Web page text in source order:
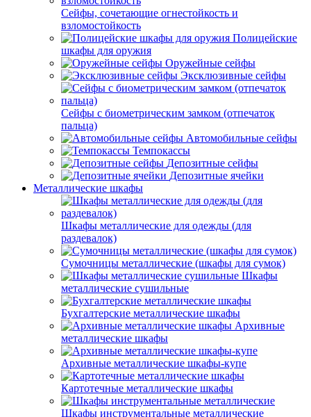
Сейфы, сочетающие огнестойкость и
взломостойкость
Полицейские
шкафы для оружия
Оружейные сейфы
Эксклюзивные сейфы
Сейфы с биометрическим замком (отпечаток
пальца)
Автомобильные сейфы
Темпокассы
Депозитные сейфы
Депозитные ячейки
Металлические шкафы
Шкафы металлические для одежды (для
раздевалок)
Сумочницы металлические (шкафы для сумок)
Шкафы
металлические сушильные
Бухгалтерские металлические шкафы
Архивные
металлические шкафы
Архивные металлические шкафы-купе
Картотечные металлические шкафы
Шкафы инструментальные металлические